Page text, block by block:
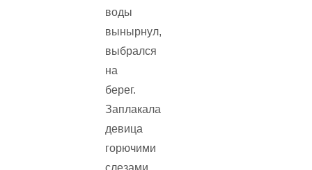
воды
вынырнул,
выбрался
на
берег.
Заплакала
девица
горючими